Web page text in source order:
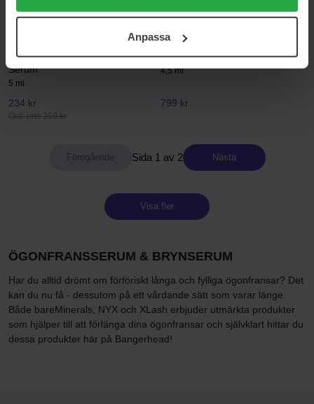
användningen av cookies. Du kan när som helst återkalla
samt vår Integritetspolicy.Anpassa
Ord. pris 340 kr Ord. pris 489 kr
Overnight Care Lash & Eyebrow
Serum
5 ml
234 kr
Ord. pris 259 kr
Olaplex
LASHBOND Building Serum
4,5 ml
799 kr
Sida 1 av 2 Nästa
Visa fler
ÖGONFRANSSERUM & BRYNSERUM
Har du alltid drömt om förföriskt långa och fylliga ögonfransar? Det
kan du nu få - dessutom på ett vårdande sätt som varar länge.
Både bareMinerals, NYX och XLash erbjuder utmärkta produkter
som hjälper till att förlänga dina ögonfransar och självklart hittar du
dessa produkter här på Bangerhead!